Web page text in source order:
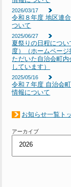
2026/03/17
令和８年度 地区連
ついて
2025/06/27
夏祭りの日程につ
度）（ホームペー
ただいた自治会町
しています）
2025/05/16
令和７年度 自治会
情報について
お知らせ一覧ト
アーカイブ